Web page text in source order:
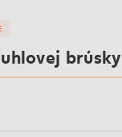
brúsky